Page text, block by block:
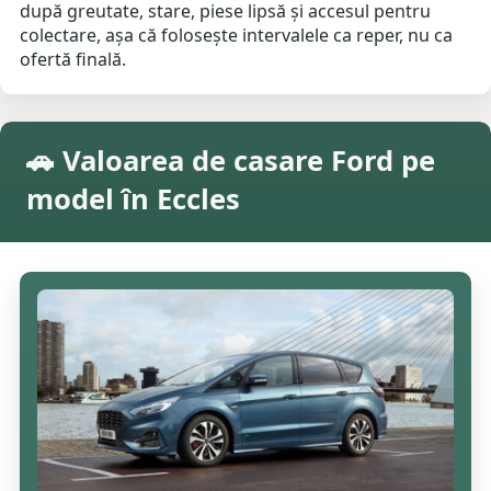
după greutate, stare, piese lipsă și accesul pentru
colectare, așa că folosește intervalele ca reper, nu ca
ofertă finală.
🚗 Valoarea de casare Ford pe
model în Eccles